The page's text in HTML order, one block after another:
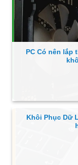
PC Có nên lắp
Khôi Phục Dữ